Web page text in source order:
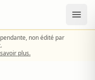
non édité par
plus.